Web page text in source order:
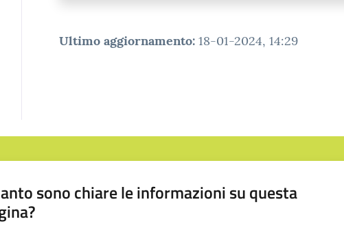
Ultimo aggiornamento: 18-01-2024, 14:29
sono chiare le informazioni su questa